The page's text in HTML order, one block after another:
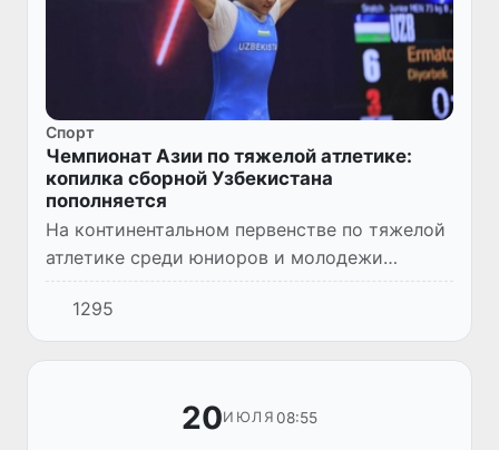
Спорт
Чемпионат Азии по тяжелой атлетике:
копилка сборной Узбекистана
пополняется
На континентальном первенстве по тяжелой
атлетике среди юниоров и молодежи
Ташкент-2022 наш соотечественник Диёрбек
Эрматов завоевал две награды.
1295
20ИЮЛЯ 08:55